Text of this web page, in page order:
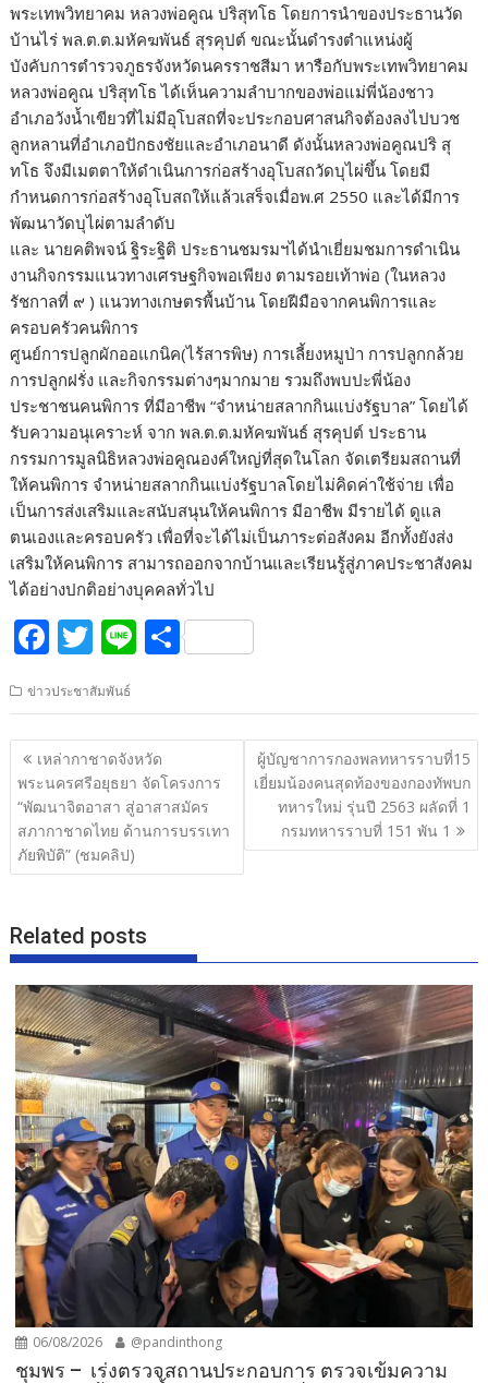
พระเทพวิทยาคม หลวงพ่อคูณ ปริสุทโธ โดยการนำของประธานวัด
บ้านไร่ พล.ต.ต.มหัคฆพันธ์ สุรคุปต์ ขณะนั้นดำรงตำแหน่งผู้
บังคับการตำรวจภูธรจังหวัดนครราชสีมา หารือกับพระเทพวิทยาคม
หลวงพ่อคูณ ปริสุทโธ ได้เห็นความลำบากของพ่อแม่พี่น้องชาว
อำเภอวังน้ำเขียวที่ไม่มีอุโบสถที่จะประกอบศาสนกิจต้องลงไปบวช
ลูกหลานที่อำเภอปักธงชัยและอำเภอนาดี ดังนั้นหลวงพ่อคูณปริ สุ
ทโธ จึงมีเมตตาให้ดำเนินการก่อสร้างอุโบสถวัดบุไผ่ขึ้น โดยมี
กำหนดการก่อสร้างอุโบสถให้แล้วเสร็จเมื่อพ.ศ 2550 และได้มีการ
พัฒนาวัดบุไผ่ตามลำดับ
และ นายคติพจน์ ฐิระฐิติ ประธานชมรมฯได้นำเยี่ยมชมการดำเนิน
งานกิจกรรมแนวทางเศรษฐกิจพอเพียง ตามรอยเท้าพ่อ (ในหลวง
รัชกาลที่ ๙ ) แนวทางเกษตรพื้นบ้าน โดยฝีมือจากคนพิการและ
ครอบครัวคนพิการ
ศูนย์การปลูกผักออแกนิค(ไร้สารพิษ) การเลี้ยงหมูป่า การปลูกกล้วย
การปลูกฝรั่ง และกิจกรรมต่างๆมากมาย รวมถึงพบปะพี่น้อง
ประชาชนคนพิการ ที่มีอาชีพ “จำหน่ายสลากกินแบ่งรัฐบาล” โดยได้
รับความอนุเคราะห์ จาก พล.ต.ต.มหัคฆพันธ์ สุรคุปต์ ประธาน
กรรมการมูลนิธิหลวงพ่อคูณองค์ใหญ่ที่สุดในโลก จัดเตรียมสถานที่
ให้คนพิการ จำหน่ายสลากกินแบ่งรัฐบาลโดยไม่คิดค่าใช้จ่าย เพื่อ
เป็นการส่งเสริมและสนับสนุนให้คนพิการ มีอาชีพ มีรายได้ ดูแล
ตนเองและครอบครัว เพื่อที่จะได้ไม่เป็นภาระต่อสังคม อีกทั้งยังส่ง
เสริมให้คนพิการ สามารถออกจากบ้านและเรียนรู้สู่ภาคประชาสังคม
ได้อย่างปกติอย่างบุคคลทั่วไป
F
e
b
o
o
k
T
itt
er
Li
e
S
ar
e
ข่าวประชาสัมพันธ์
แนะแนว
เรื่อง
เหล่ากาชาดจังหวัด
พระนครศรีอยุธยา จัดโครงการ
“พัฒนาจิตอาสา สู่อาสาสมัคร
สภากาชาดไทย ด้านการบรรเทา
ภัยพิบัติ” (ชมคลิป)
ผู้บัญชาการกองพลทหารราบที่15
เยี่ยมน้องคนสุดท้องของกองทัพบก
ทหารใหม่ รุ่นปี 2563 ผลัดที่ 1
กรมทหารราบที่ 151 พัน 1
Related posts
06/08/2026 @pandinthong
ชุมพร – เร่งตรวจสถานประกอบการ ตรวจเข้มความ